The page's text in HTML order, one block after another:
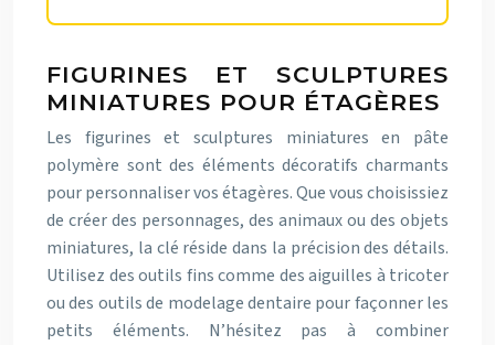
FIGURINES ET SCULPTURES
MINIATURES POUR ÉTAGÈRES
Les figurines et sculptures miniatures en pâte
polymère sont des éléments décoratifs charmants
pour personnaliser vos étagères. Que vous choisissiez
de créer des personnages, des animaux ou des objets
miniatures, la clé réside dans la précision des détails.
Utilisez des outils fins comme des aiguilles à tricoter
ou des outils de modelage dentaire pour façonner les
petits éléments. N’hésitez pas à combiner